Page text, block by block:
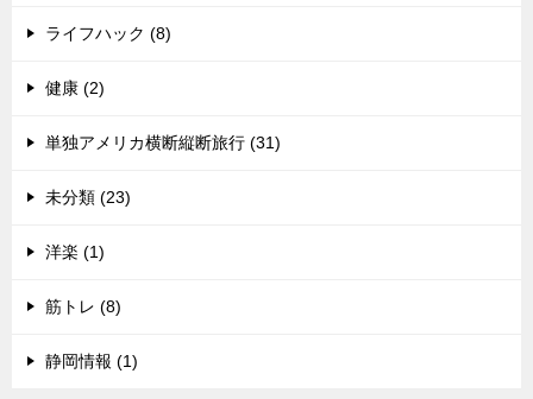
ライフハック (8)
健康 (2)
単独アメリカ横断縦断旅行 (31)
未分類 (23)
洋楽 (1)
筋トレ (8)
静岡情報 (1)